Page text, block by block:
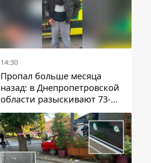
14:30
Пропал больше месяца
назад: в Днепропетровской
области разыскивают 73-
летнего мужчину